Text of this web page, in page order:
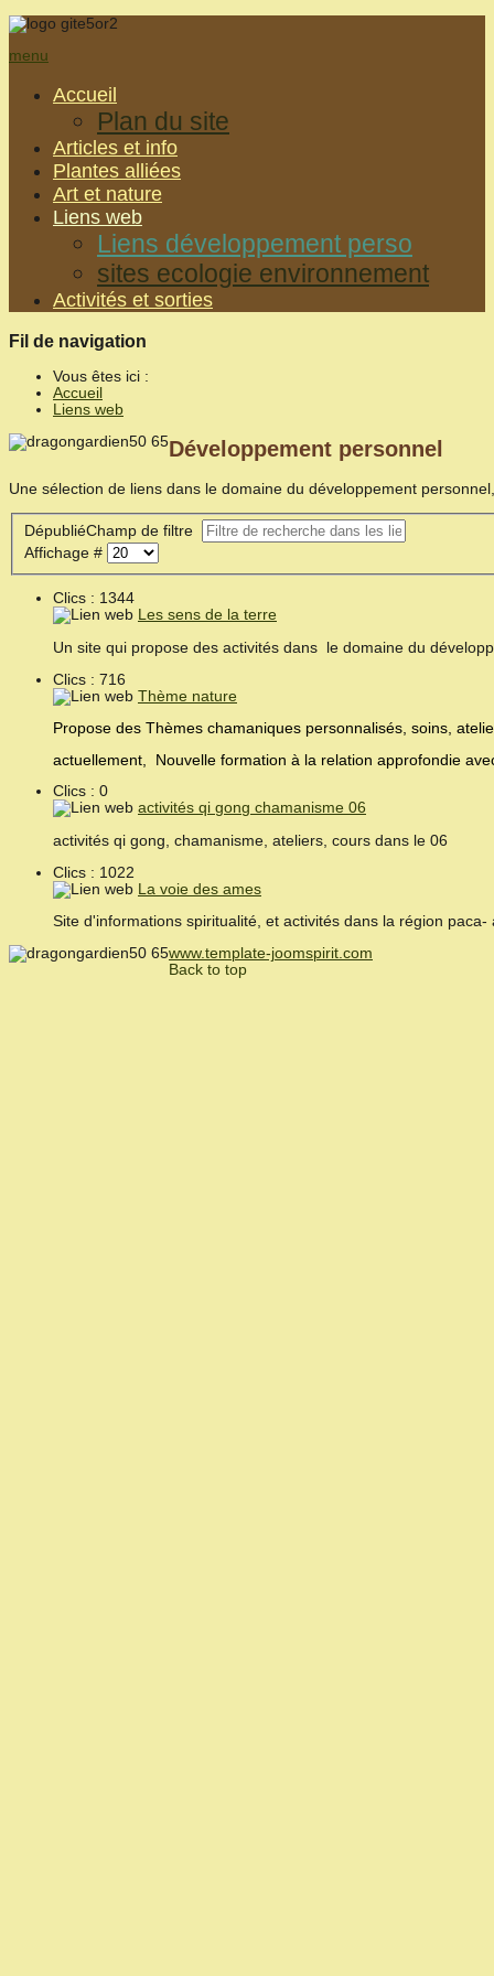
menu
Accueil
Plan du site
Articles et info
Plantes alliées
Art et nature
Liens web
Liens développement perso
sites ecologie environnement
Activités et sorties
Fil de navigation
Vous êtes ici :
Accueil
Liens web
Développement personnel
Une sélection de liens dans le domaine du développement
DépubliéChamp de filtre
Affichage #
Clics : 1344
Les sens de la terre
Un site qui propose des activités dans le domaine du
Clics : 716
Thème nature
Propose des Thèmes chamaniques personnalisés, soins,
actuellement, Nouvelle formation à la relation approfondie
Clics : 0
activités qi gong chamanisme 06
activités qi gong, chamanisme, ateliers, cours dans le 06
Clics : 1022
La voie des ames
Site d'informations spiritualité, et activités dans la région paca-
www.template-joomspirit.com
Back to top